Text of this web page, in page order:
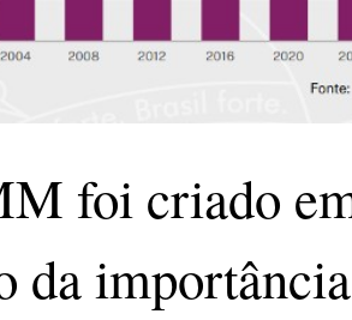
foi criado
da